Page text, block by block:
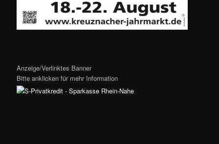
Anzeige/Verlinktes Banner
Bitte anklicken für mehr Information